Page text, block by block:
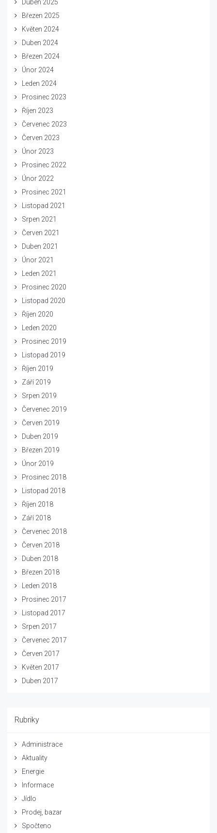
Duben 2025
Březen 2025
Květen 2024
Duben 2024
Březen 2024
Únor 2024
Leden 2024
Prosinec 2023
Říjen 2023
Červenec 2023
Červen 2023
Únor 2023
Prosinec 2022
Únor 2022
Prosinec 2021
Listopad 2021
Srpen 2021
Červen 2021
Duben 2021
Únor 2021
Leden 2021
Prosinec 2020
Listopad 2020
Říjen 2020
Leden 2020
Prosinec 2019
Listopad 2019
Říjen 2019
Září 2019
Srpen 2019
Červenec 2019
Červen 2019
Duben 2019
Březen 2019
Únor 2019
Prosinec 2018
Listopad 2018
Říjen 2018
Září 2018
Červenec 2018
Červen 2018
Duben 2018
Březen 2018
Leden 2018
Prosinec 2017
Listopad 2017
Srpen 2017
Červenec 2017
Červen 2017
Květen 2017
Duben 2017
Rubriky
Administrace
Aktuality
Energie
Informace
Jídlo
Prodej, bazar
Spočteno